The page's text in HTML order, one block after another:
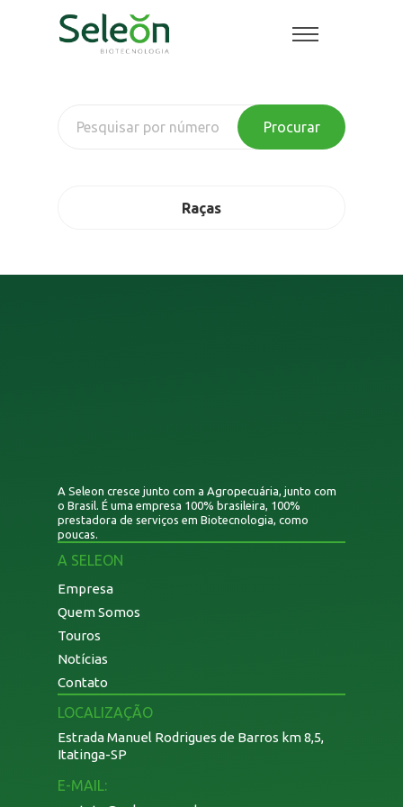
Procurar
Raças
A Seleon cresce junto com a Agropecuária, junto com
o Brasil. É uma empresa 100% brasileira, 100%
prestadora de serviços em Biotecnologia, como
poucas.
A SELEON
Empresa
Quem Somos
Touros
Notícias
Contato
LOCALIZAÇÃO
Estrada Manuel Rodrigues de Barros km 8,5,
Itatinga-SP
E-MAIL: